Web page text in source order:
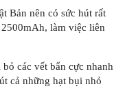
Bản nên có sức hút rất
làm việc liên
các vết bẩn cực nhanh
cả những hạt bụi nhỏ